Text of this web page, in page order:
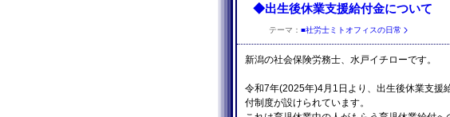
◆出生後休業支援給付金について
テーマ： ■社労士ミトオフィスの日常
新潟の社会保険労務士、水戸イチローです。
令和7年(2025年)4月1日より、出生後休業支援
付制度が設けられています。